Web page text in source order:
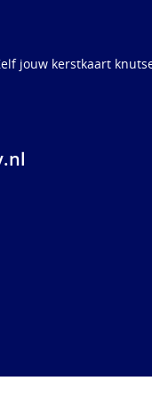
jouw kerstkaart